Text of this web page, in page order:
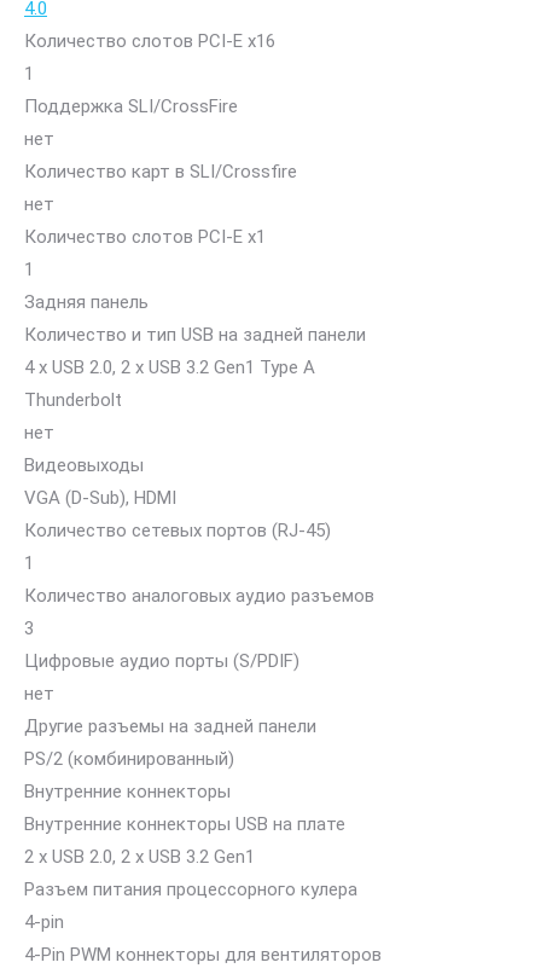
4.0
Количество слотов PCI-E x16
1
Поддержка SLI/CrossFire
нет
Количество карт в SLI/Crossfire
нет
Количество слотов PCI-E x1
1
Задняя панель
Количество и тип USB на задней панели
4 x USB 2.0, 2 x USB 3.2 Gen1 Type A
Thunderbolt
нет
Видеовыходы
VGA (D-Sub), HDMI
Количество сетевых портов (RJ-45)
1
Количество аналоговых аудио разъемов
3
Цифровые аудио порты (S/PDIF)
нет
Другие разъемы на задней панели
PS/2 (комбинированный)
Внутренние коннекторы
Внутренние коннекторы USB на плате
2 x USB 2.0, 2 x USB 3.2 Gen1
Разъем питания процессорного кулера
4-pin
4-Pin PWM коннекторы для вентиляторов